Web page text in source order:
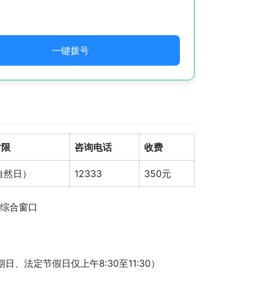
一键拨号
咨询电话 收费
日） 12333 350元
合窗口
、法定节假日仅上午8:30至11:30）